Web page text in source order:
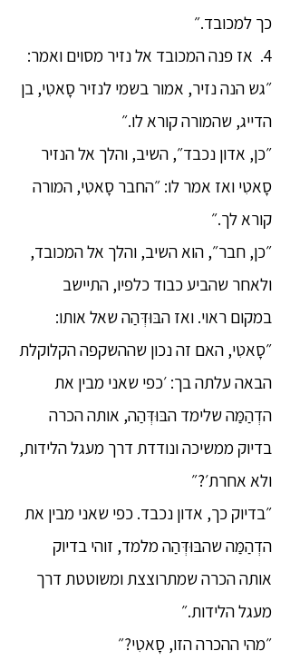
כך למכובד.״
4. אז פנה המכובד אל נזיר מסוים ואמר:
״גש הנה נזיר, אמור בשמי לנזיר סָאטִי, בן
הדייג, שהמורה קורא לו.״
״כן, אדון נכבד״, השיב, והלך אל הנזיר
סָאטִי ואז אמר לו: ״החבר סָאטִי, המורה
קורא לך.״
״כן, חבר״, הוא השיב, והלך אל המכובד,
ולאחר שהביע כבוד כלפיו, התיישב
במקום ראוי. ואז הבּוּדְּהַה שאל אותו:
״סָאטִי, האם זה נכון שההשקפה הקלוקלת
הבאה עלתה בך: ׳כפי שאני מבין את
הדְהַמַּה שלימד הבּוּדְּהַה, אותה הכרה
בדיוק ממשיכה ונודדת דרך מעגל הלידות,
ולא אחרת׳?״
״בדיוק כך, אדון נכבד. כפי שאני מבין את
הדְהַמַּה שהבּוּדְּהַה מלמד, זוהי בדיוק
אותה הכרה שמתרוצצת ומשוטטת דרך
מעגל הלידות.״
״מהי ההכרה הזו, סָאטִי?״